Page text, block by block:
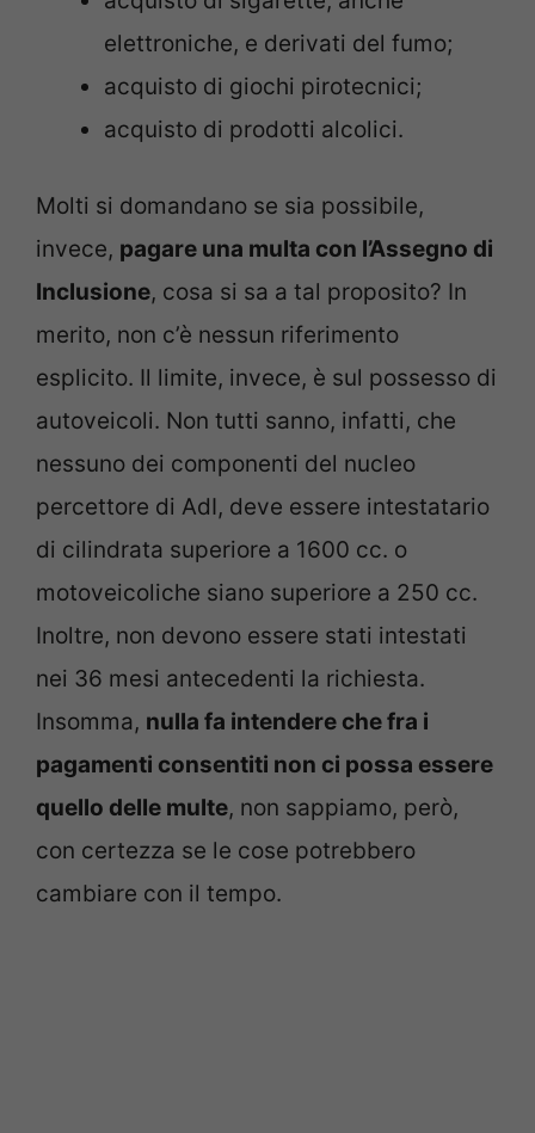
elettroniche, e derivati del fumo;
acquisto di giochi pirotecnici;
acquisto di prodotti alcolici.
Molti si domandano se sia possibile,
invece, pagare una multa con l’Assegno di
Inclusione, cosa si sa a tal proposito? In
merito, non c’è nessun riferimento
esplicito. Il limite, invece, è sul possesso di
autoveicoli. Non tutti sanno, infatti, che
nessuno dei componenti del nucleo
percettore di AdI, deve essere intestatario
di cilindrata superiore a 1600 cc. o
motoveicoliche siano superiore a 250 cc.
Inoltre, non devono essere stati intestati
nei 36 mesi antecedenti la richiesta.
Insomma, nulla fa intendere che fra i
pagamenti consentiti non ci possa essere
quello delle multe, non sappiamo, però,
con certezza se le cose potrebbero
cambiare con il tempo.